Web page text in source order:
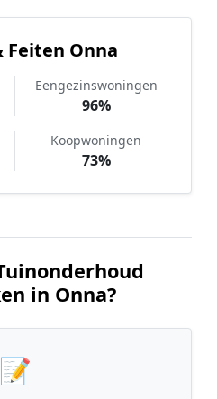
Onna
Eengezinswoningen
96%
Koopwoningen
73%
in Onna?
📝